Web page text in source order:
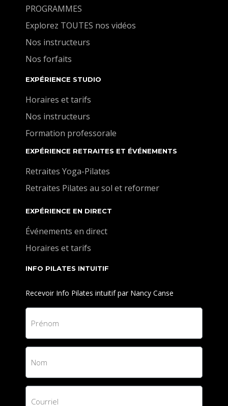
PROGRAMMES
Explorez TOUTES nos vidéos
Nos instructeurs
Nos forfaits
EXPÉRIENCE STUDIO
Horaires et tarifs
Nos instructeurs
Formation professorale
EXPÉRIENCE RETRAITES ET ÉVÉNEMENTS
Retraites Yoga-Pilates
Retraites Pilates au sol et reformer
EXPÉRIENCE EN DIRECT
Événements en direct
Horaires et tarifs
INFO PILATES INTUITIF
Recevoir Info Pilates intuitif par Nancy Canse